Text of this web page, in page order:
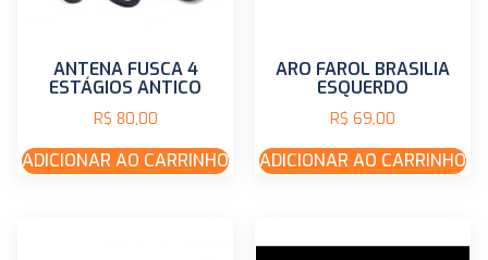
ANTENA FUSCA 4
ESTÁGIOS ANTICO
R$ 80,00
ADICIONAR AO CARRINHO
ARO FAROL BRASILIA
ESQUERDO
R$ 69,00
ADICIONAR AO CARRINHO